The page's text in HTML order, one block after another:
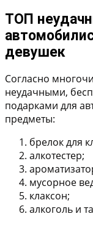
ТОП
девушек
Согласно
неудачными,
подарками для
предметы:
брелок для
алкотестер;
мусорное
клаксон;
алкоголь и